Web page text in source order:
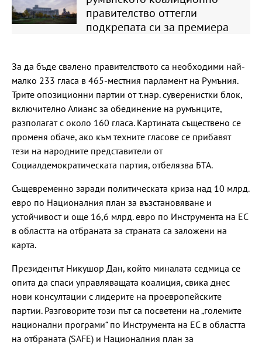
правителство оттегли
подкрепата си за премиера
За да бъде свалено правителството са необходими най-
малко 233 гласа в 465-местния парламент на Румъния.
Трите опозиционни партии от т.нар. суверенистки блок,
включително Алианс за обединение на румънците,
разполагат с около 160 гласа. Картината съществено се
променя обаче, ако към техните гласове се прибавят
тези на народните представители от
Социалдемократическата партия, отбелязва БТА.
Същевременно заради политическата криза над 10 млрд.
евро по Националния план за възстановяване и
устойчивост и още 16,6 млрд. евро по Инструмента на ЕС
в областта на отбраната за страната са заложени на
карта.
Президентът Никушор Дан, който миналата седмица се
опита да спаси управляващата коалиция, свика днес
нови консултации с лидерите на проевропейските
партии. Разговорите този път са посветени на „големите
национални програми“ по Инструмента на ЕС в областта
на отбраната (SAFE) и Националния план за